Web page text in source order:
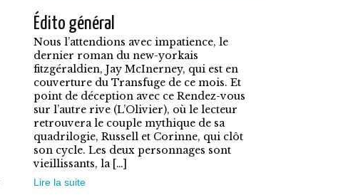
variations.
Les
options
peuvent
être
choisies
sur
Édito général
Nous l’attendions avec impatience, le
dernier roman du new-yorkais
fitzgéraldien, Jay McInerney, qui est en
couverture du Transfuge de ce mois. Et
point de déception avec ce Rendez-vous
sur l’autre rive (L’Olivier), où le lecteur
retrouvera le couple mythique de sa
quadrilogie, Russell et Corinne, qui clôt
son cycle. Les deux personnages sont
vieillissants, la […]
Lire la suite